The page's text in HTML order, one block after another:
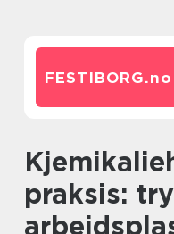
FESTIBORG.no
Kjemikaliehåndtering i
praksis: